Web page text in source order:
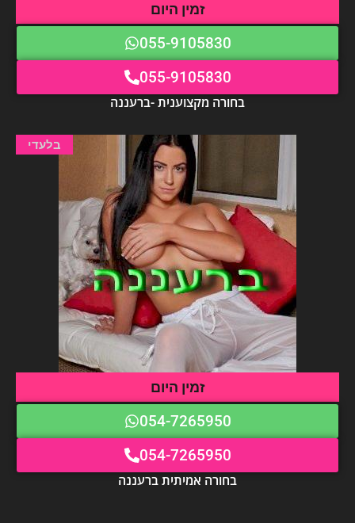
זמין היום
055-9105830
055-9105830
בחורה מקצוענית -ברעננה
בלעדי
זמין היום
054-7265950
054-7265950
בחורה אמיתית ברעננה